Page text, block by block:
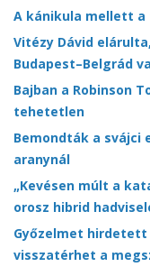
A kánikula mellett
Vitézy Dávid
Budapest–Belgrád
Bajban a Robinson
tehetetlen
Bemondták a
aranynál
„Kevésen múlt a
orosz hibrid
Győzelmet hirdetett
visszatérhet a